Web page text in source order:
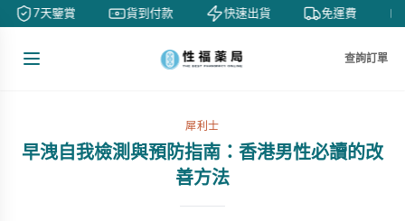
7天鑒賞 貨到付款 快速出貨 免運費
查詢訂單
犀利士
早洩自我檢測與預防指南：香港男性必讀的改
善方法